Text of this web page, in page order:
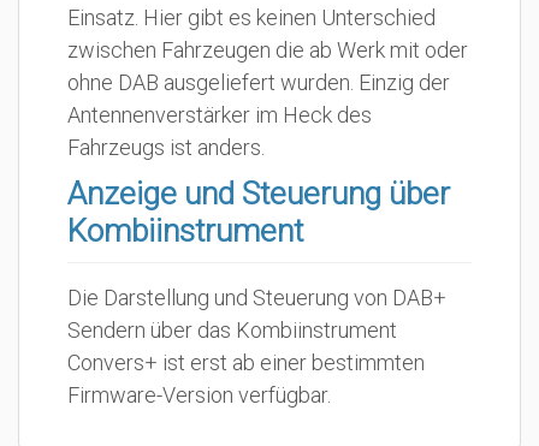
Einsatz. Hier gibt es keinen Unterschied
zwischen Fahrzeugen die ab Werk mit oder
ohne DAB ausgeliefert wurden. Einzig der
Antennenverstärker im Heck des
Fahrzeugs ist anders.
Anzeige und Steuerung über
Kombiinstrument
Die Darstellung und Steuerung von DAB+
Sendern über das Kombiinstrument
Convers+ ist erst ab einer bestimmten
Firmware-Version verfügbar.